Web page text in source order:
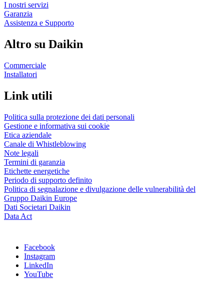
I nostri servizi
Garanzia
Assistenza e Supporto
Altro su Daikin
Commerciale
Installatori
Link utili
Politica sulla protezione dei dati personali
Gestione e informativa sui cookie
Etica aziendale
Canale di Whistleblowing
Note legali
Termini di garanzia
Etichette energetiche
Periodo di supporto definito
Politica di segnalazione e divulgazione delle vulnerabilità del
Gruppo Daikin Europe
Dati Societari Daikin
Data Act
Facebook
Instagram
LinkedIn
YouTube